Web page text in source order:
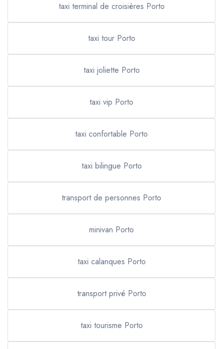
taxi terminal de croisières Porto
taxi tour Porto
taxi joliette Porto
taxi vip Porto
taxi confortable Porto
taxi bilingue Porto
transport de personnes Porto
minivan Porto
taxi calanques Porto
transport privé Porto
taxi tourisme Porto